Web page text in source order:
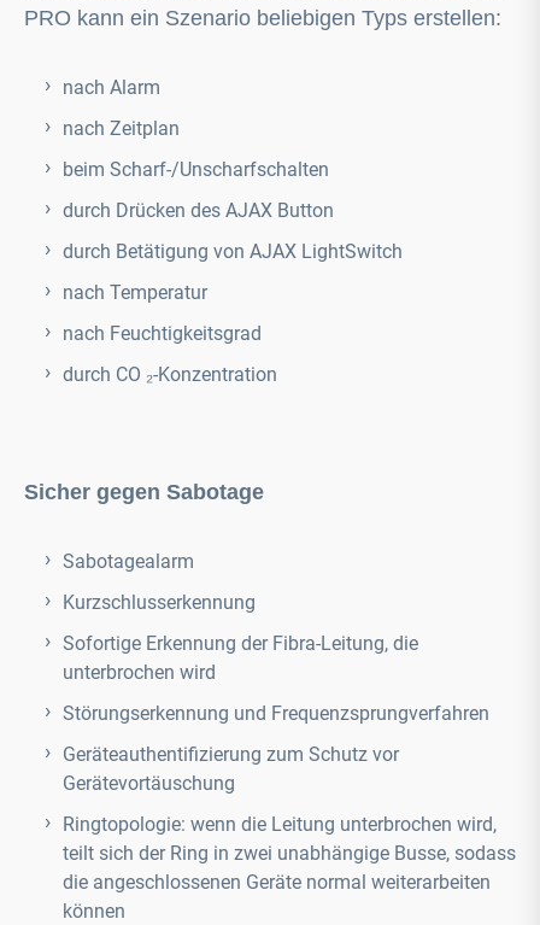
PRO kann ein Szenario beliebigen Typs erstellen:
nach Alarm
nach Zeitplan
beim Scharf-/Unscharfschalten
durch Drücken des AJAX Button
durch Betätigung von AJAX LightSwitch
nach Temperatur
nach Feuchtigkeitsgrad
durch CO ₂-Konzentration
Sicher gegen Sabotage
Sabotagealarm
Kurzschlusserkennung
Sofortige Erkennung der Fibra-Leitung, die
unterbrochen wird
Störungserkennung und Frequenzsprungverfahren
Geräteauthentifizierung zum Schutz vor
Gerätevortäuschung
Ringtopologie: wenn die Leitung unterbrochen wird,
teilt sich der Ring in zwei unabhängige Busse, sodass
die angeschlossenen Geräte normal weiterarbeiten
können